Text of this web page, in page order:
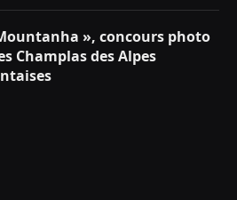
», concours photo
Champlas des Alpes